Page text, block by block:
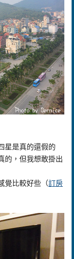
星是真的還假的
的，但我想敢掛出
覺比較好些 （訂房